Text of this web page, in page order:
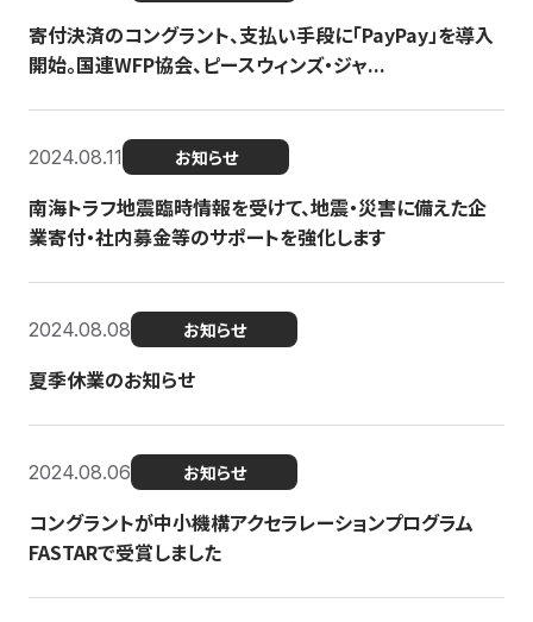
寄付決済のコングラント、支払い手段に「PayPay」を導入
開始。国連WFP協会、ピースウィンズ・ジャ...
2024.08.11 お知らせ
南海トラフ地震臨時情報を受けて、地震・災害に備えた企
業寄付・社内募金等のサポートを強化します
2024.08.08 お知らせ
夏季休業のお知らせ
2024.08.06 お知らせ
コングラントが中小機構アクセラレーションプログラム
FASTARで受賞しました